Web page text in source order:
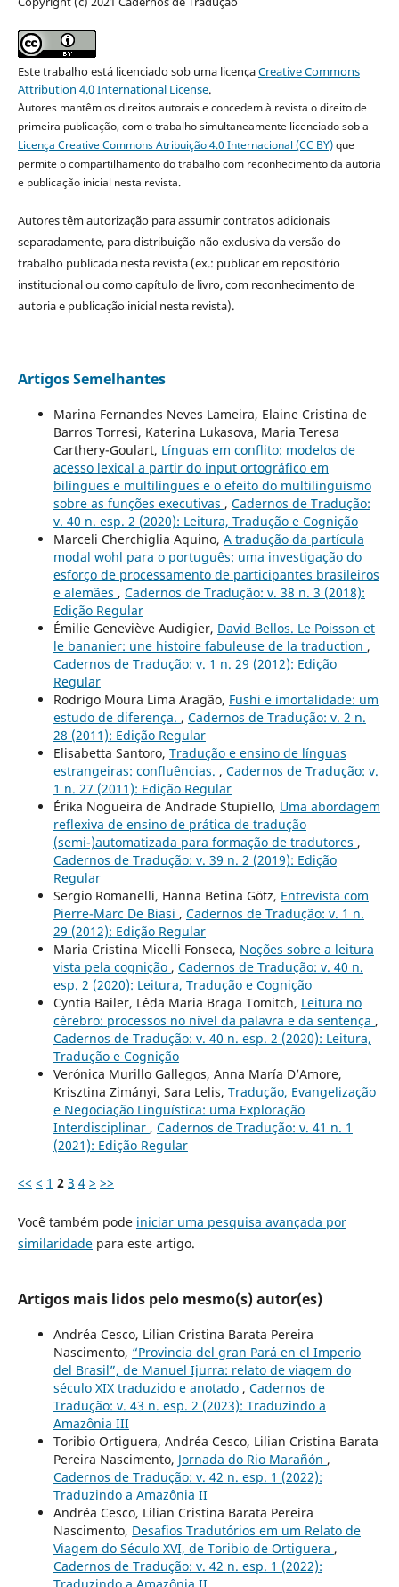
Este trabalho está licenciado sob uma licençaCreative Commons
Attribution 4.0 International License.
Autores mantêm os direitos autorais e concedem à revista o direito de
primeira publicação, com o trabalho simultaneamente licenciado sob a
Licença Creative Commons Atribuição 4.0 Internacional (CC BY)que
permite o compartilhamento do trabalho com reconhecimento da autoria
e publicação inicial nesta revista.
Autores têm autorização para assumir contratos adicionais
separadamente, para distribuição não exclusiva da versão do
trabalho publicada nesta revista (ex.: publicar em repositório
institucional ou como capítulo de livro, com reconhecimento de
autoria e publicação inicial nesta revista).
Artigos Semelhantes
Marina Fernandes Neves Lameira, Elaine Cristina de
Barros Torresi, Katerina Lukasova, Maria Teresa
Carthery-Goulart, Línguas em conflito: modelos de
acesso lexical a partir do input ortográfico em
bilíngues e multilíngues e o efeito do multilinguismo
sobre as funções executivas , Cadernos de Tradução:
v. 40 n. esp. 2 (2020): Leitura, Tradução e Cognição
Marceli Cherchiglia Aquino, A tradução da partícula
modal wohl para o português: uma investigação do
esforço de processamento de participantes brasileiros
e alemães , Cadernos de Tradução: v. 38 n. 3 (2018):
Edição Regular
Émilie Geneviève Audigier, David Bellos. Le Poisson et
le bananier: une histoire fabuleuse de la traduction ,
Cadernos de Tradução: v. 1 n. 29 (2012): Edição
Regular
Rodrigo Moura Lima Aragão, Fushi e imortalidade: um
estudo de diferença. , Cadernos de Tradução: v. 2 n.
28 (2011): Edição Regular
Elisabetta Santoro, Tradução e ensino de línguas
estrangeiras: confluências. , Cadernos de Tradução: v.
1 n. 27 (2011): Edição Regular
Érika Nogueira de Andrade Stupiello, Uma abordagem
reflexiva de ensino de prática de tradução
(semi-)automatizada para formação de tradutores ,
Cadernos de Tradução: v. 39 n. 2 (2019): Edição
Regular
Sergio Romanelli, Hanna Betina Götz, Entrevista com
Pierre-Marc De Biasi , Cadernos de Tradução: v. 1 n.
29 (2012): Edição Regular
Maria Cristina Micelli Fonseca, Noções sobre a leitura
vista pela cognição , Cadernos de Tradução: v. 40 n.
esp. 2 (2020): Leitura, Tradução e Cognição
Cyntia Bailer, Lêda Maria Braga Tomitch, Leitura no
cérebro: processos no nível da palavra e da sentença ,
Cadernos de Tradução: v. 40 n. esp. 2 (2020): Leitura,
Tradução e Cognição
Verónica Murillo Gallegos, Anna María D’Amore,
Krisztina Zimányi, Sara Lelis, Tradução, Evangelização
e Negociação Linguística: uma Exploração
Interdisciplinar , Cadernos de Tradução: v. 41 n. 1
(2021): Edição Regular
<< < 1 2 3 4 > >>
Você também pode iniciar uma pesquisa avançada por
similaridadepara este artigo.
Artigos mais lidos pelo mesmo(s) autor(es)
Andréa Cesco, Lilian Cristina Barata Pereira
Nascimento, “Provincia del gran Pará en el Imperio
del Brasil”, de Manuel Ijurra: relato de viagem do
século XIX traduzido e anotado , Cadernos de
Tradução: v. 43 n. esp. 2 (2023): Traduzindo a
Amazônia III
Toribio Ortiguera, Andréa Cesco, Lilian Cristina Barata
Pereira Nascimento, Jornada do Rio Marañón ,
Cadernos de Tradução: v. 42 n. esp. 1 (2022):
Traduzindo a Amazônia II
Andréa Cesco, Lilian Cristina Barata Pereira
Nascimento, Desafios Tradutórios em um Relato de
Viagem do Século XVI, de Toribio de Ortiguera ,
Cadernos de Tradução: v. 42 n. esp. 1 (2022):